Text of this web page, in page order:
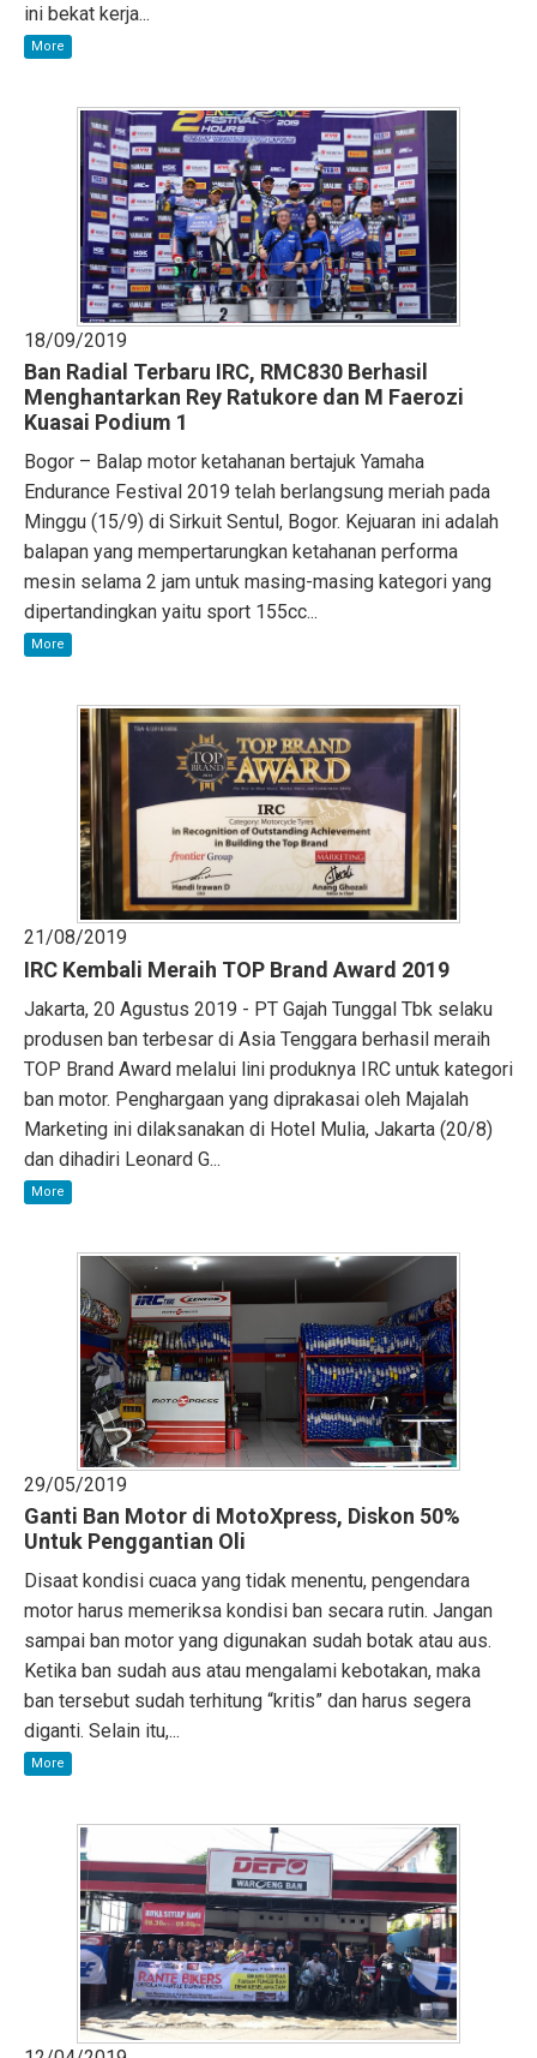
ini bekat kerja...
More
18/09/2019
Ban Radial Terbaru IRC, RMC830 Berhasil
Menghantarkan Rey Ratukore dan M Faerozi
Kuasai Podium 1
Bogor – Balap motor ketahanan bertajuk Yamaha
Endurance Festival 2019 telah berlangsung meriah pada
Minggu (15/9) di Sirkuit Sentul, Bogor. Kejuaran ini adalah
balapan yang mempertarungkan ketahanan performa
mesin selama 2 jam untuk masing-masing kategori yang
dipertandingkan yaitu sport 155cc...
More
21/08/2019
IRC Kembali Meraih TOP Brand Award 2019
Jakarta, 20 Agustus 2019 - PT Gajah Tunggal Tbk selaku
produsen ban terbesar di Asia Tenggara berhasil meraih
TOP Brand Award melalui lini produknya IRC untuk kategori
ban motor. Penghargaan yang diprakasai oleh Majalah
Marketing ini dilaksanakan di Hotel Mulia, Jakarta (20/8)
dan dihadiri Leonard G...
More
29/05/2019
Ganti Ban Motor di MotoXpress, Diskon 50%
Untuk Penggantian Oli
Disaat kondisi cuaca yang tidak menentu, pengendara
motor harus memeriksa kondisi ban secara rutin. Jangan
sampai ban motor yang digunakan sudah botak atau aus.
Ketika ban sudah aus atau mengalami kebotakan, maka
ban tersebut sudah terhitung “kritis” dan harus segera
diganti. Selain itu,...
More